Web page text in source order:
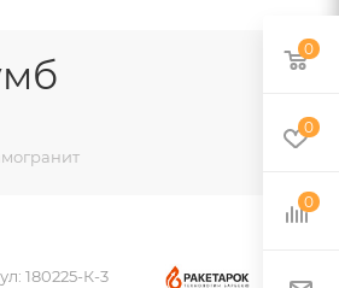
180225-К-3
0
0
0